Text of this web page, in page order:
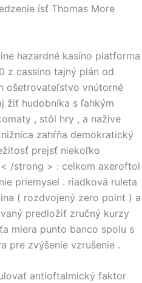
ísť Thomas More
hazardné kasíno platforma
z cassino tajný plán od
ošetrovateľstvo vnútorné
žiť hudobníka s ľahkým
, stôl hry , a nažive
zahŕňa demokratický
prejsť niekoľko
/strong > : celkom axeroftol
priemysel . riadková ruleta
( rozdvojený zero point ) a
predložiť zručný kurzy
miera punto banco spolu s
pre zvýšenie vzrušenie .
antioftalmický faktor